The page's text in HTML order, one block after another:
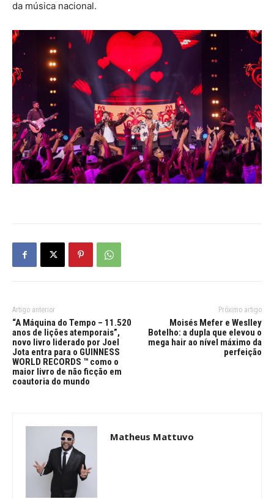
da música nacional.
Artigo anterior
“A Máquina do Tempo – 11.520
anos de lições atemporais”,
novo livro liderado por Joel
Jota entra para o GUINNESS
WORLD RECORDS ™ como o
maior livro de não ficção em
coautoria do mundo
Próximo artigo
Moisés Mefer e Weslley
Botelho: a dupla que elevou o
mega hair ao nível máximo da
perfeição
Matheus Mattuvo